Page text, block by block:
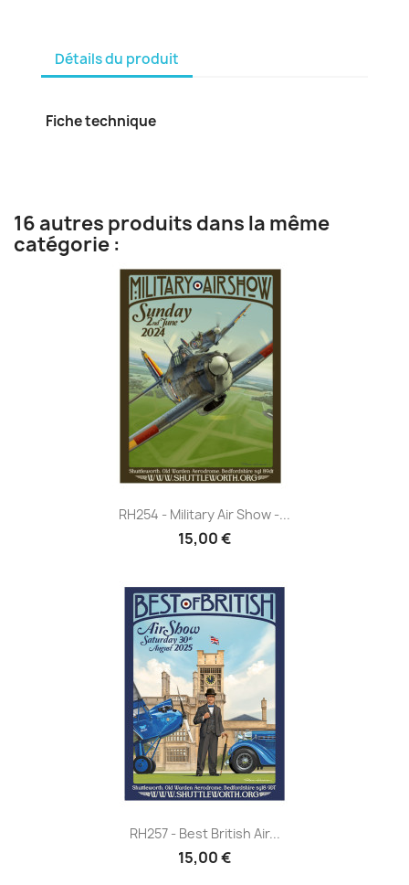
Détails du produit
Fiche technique
16 autres produits dans la même
catégorie :
RH254 - Military Air Show -...
15,00 €
RH257 - Best British Air...
15,00 €